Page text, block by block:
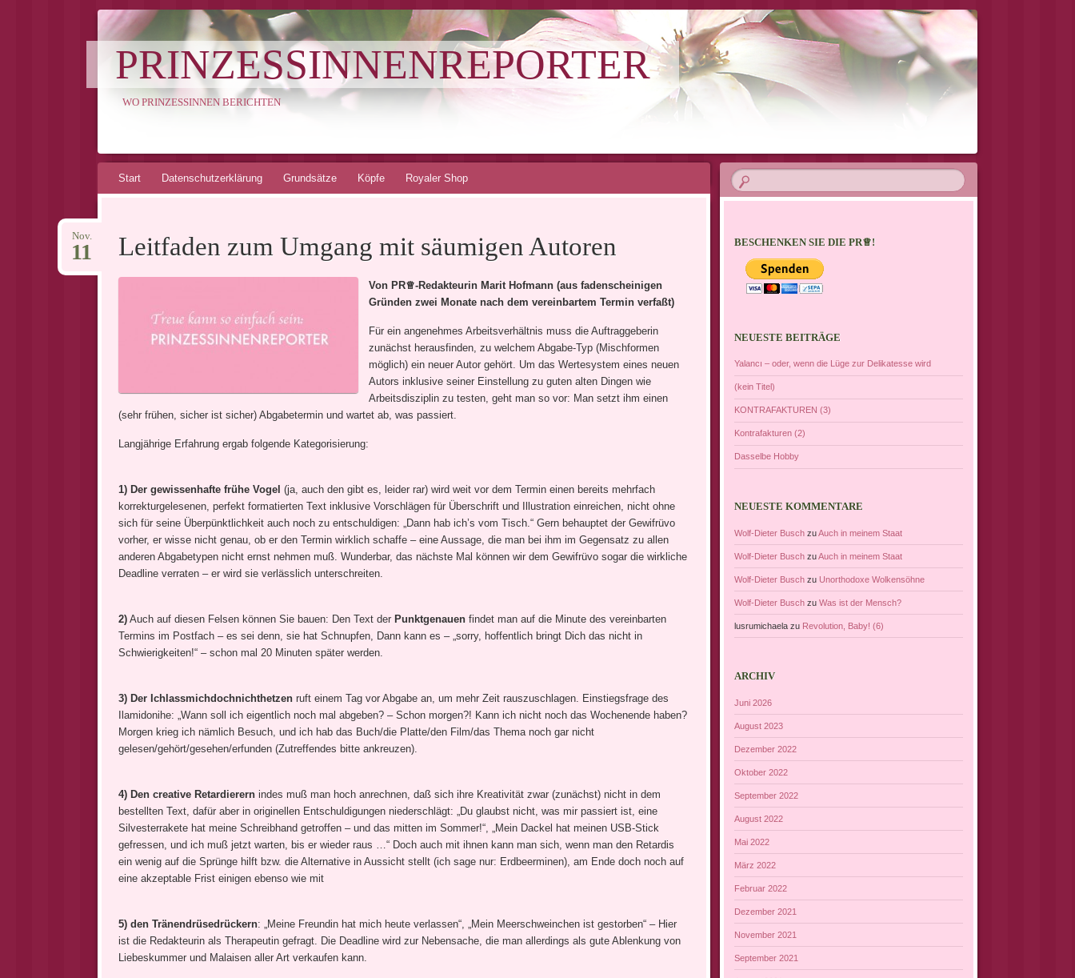
PRINZESSINNENREPORTER
WO PRINZESSINNEN BERICHTEN
Springe
Start Datenschutzerklärung Grundsätze Köpfe Royaler Shop
Leitfaden zum Umgang mit säumigen Autoren
Nov.
11
Von PR♕-Redakteurin Marit Hofmann (aus fadenscheinigen
Gründen zwei Monate nach dem vereinbartem Termin verfaßt)
Für ein angenehmes Arbeitsverhältnis muss die Auftraggeberin
zunächst herausfinden, zu welchem Abgabe-Typ (Mischformen
möglich) ein neuer Autor gehört. Um das Wertesystem eines neuen
Autors inklusive seiner Einstellung zu guten alten Dingen wie
Arbeitsdisziplin zu testen, geht man so vor: Man setzt ihm einen
(sehr frühen, sicher ist sicher) Abgabetermin und wartet ab, was passiert.
Langjährige Erfahrung ergab folgende Kategorisierung:
1) Der gewissenhafte frühe Vogel (ja, auch den gibt es, leider rar) wird weit vor dem Termin einen bereits mehrfach
korrekturgelesenen, perfekt formatierten Text inklusive Vorschlägen für Überschrift und Illustration einreichen, nicht ohne
sich für seine Überpünktlichkeit auch noch zu entschuldigen: „Dann hab ich’s vom Tisch.“ Gern behauptet der Gewifrüvo
vorher, er wisse nicht genau, ob er den Termin wirklich schaffe – eine Aussage, die man bei ihm im Gegensatz zu allen
anderen Abgabetypen nicht ernst nehmen muß. Wunderbar, das nächste Mal können wir dem Gewifrüvo sogar die wirkliche
Deadline verraten – er wird sie verlässlich unterschreiten.
2)Auch auf diesen Felsen können Sie bauen: Den Text der Punktgenauenfindet man auf die Minute des vereinbarten
Termins im Postfach – es sei denn, sie hat Schnupfen, Dann kann es – „sorry, hoffentlich bringt Dich das nicht in
Schwierigkeiten!“ – schon mal 20 Minuten später werden.
3) Der Ichlassmichdochnichthetzenruft einem Tag vor Abgabe an, um mehr Zeit rauszuschlagen. Einstiegsfrage des
Ilamidonihe: „Wann soll ich eigentlich noch mal abgeben? – Schon morgen?! Kann ich nicht noch das Wochenende haben?
Morgen krieg ich nämlich Besuch, und ich hab das Buch/die Platte/den Film/das Thema noch gar nicht
gelesen/gehört/gesehen/erfunden (Zutreffendes bitte ankreuzen).
4) Den creative Retardierernindes muß man hoch anrechnen, daß sich ihre Kreativität zwar (zunächst) nicht in dem
bestellten Text, dafür aber in originellen Entschuldigungen niederschlägt: „Du glaubst nicht, was mir passiert ist, eine
Silvesterrakete hat meine Schreibhand getroffen – und das mitten im Sommer!“, „Mein Dackel hat meinen USB-Stick
gefressen, und ich muß jetzt warten, bis er wieder raus …“ Doch auch mit ihnen kann man sich, wenn man den Retardis
ein wenig auf die Sprünge hilft bzw. die Alternative in Aussicht stellt (ich sage nur: Erdbeerminen), am Ende doch noch auf
eine akzeptable Frist einigen ebenso wie mit
5) den Tränendrüsedrückern: „Meine Freundin hat mich heute verlassen“, „Mein Meerschweinchen ist gestorben“ – Hier
ist die Redakteurin als Therapeutin gefragt. Die Deadline wird zur Nebensache, die man allerdings als gute Ablenkung von
Liebeskummer und Malaisen aller Art verkaufen kann.
BESCHENKEN SIE DIE PR♕!
NEUESTE BEITRÄGE
Yalancı – oder, wenn die Lüge zur Delikatesse wird
(kein Titel)
KONTRAFAKTUREN (3)
Kontrafakturen (2)
Dasselbe Hobby
NEUESTE KOMMENTARE
Wolf-Dieter Busch zuAuch in meinem Staat
Wolf-Dieter Busch zuAuch in meinem Staat
Wolf-Dieter Busch zu Unorthodoxe Wolkensöhne
Wolf-Dieter Busch zuWas ist der Mensch?
lusrumichaela zu Revolution, Baby! (6)
ARCHIV
Juni 2026
August 2023
Dezember 2022
Oktober 2022
September 2022
August 2022
Mai 2022
März 2022
Februar 2022
Dezember 2021
November 2021
September 2021